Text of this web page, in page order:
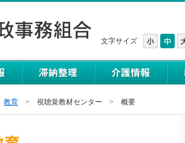
文字サイズ
教育 > 視聴覚教材センター > 概要